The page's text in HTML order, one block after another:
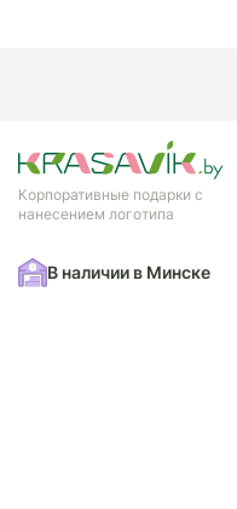
Корпоративные подарки с
нанесением логотипа
В наличии в Минске